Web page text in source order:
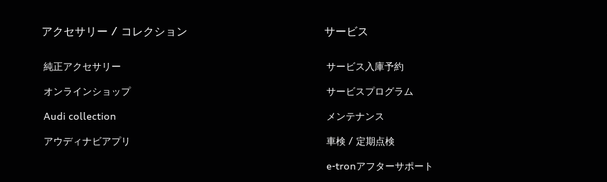
アクセサリー / コレクション
純正アクセサリー
オンラインショップ
Audi collection
アウディナビアプリ
サービス
サービス入庫予約
サービスプログラム
メンテナンス
車検 / 定期点検
e-tronアフターサポート